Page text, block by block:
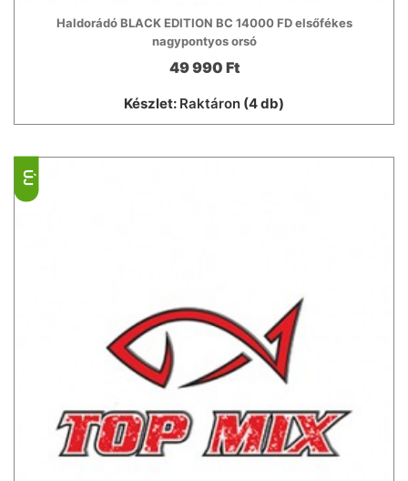
Haldorádó BLACK EDITION BC 14000 FD elsőfékes
nagypontyos orsó
49 990 Ft
Készlet: Raktáron (4 db)
ÚJ